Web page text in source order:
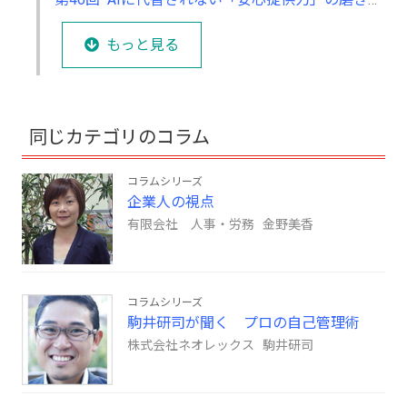
もっと見る
同じカテゴリのコラム
コラムシリーズ
企業人の視点
有限会社 人事・労務 金野美香
コラムシリーズ
駒井研司が聞く プロの自己管理術
株式会社ネオレックス 駒井研司